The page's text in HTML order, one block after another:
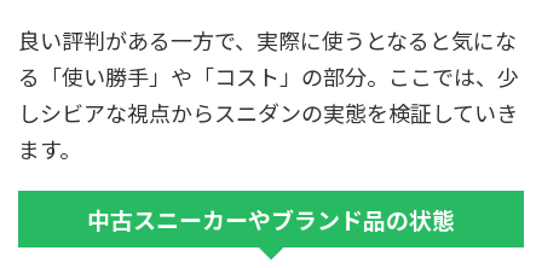
良い評判がある一方で、実際に使うとなると気にな
る「使い勝手」や「コスト」の部分。ここでは、少
しシビアな視点からスニダンの実態を検証していき
ます。
中古スニーカーやブランド品の状態